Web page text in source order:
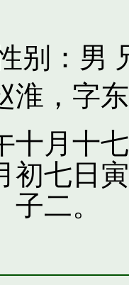
别：男
淮，字
十月十
初七日
二。